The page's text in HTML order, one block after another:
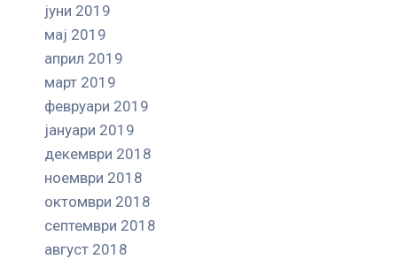
јуни 2019
мај 2019
април 2019
март 2019
февруари 2019
јануари 2019
декември 2018
ноември 2018
октомври 2018
септември 2018
август 2018